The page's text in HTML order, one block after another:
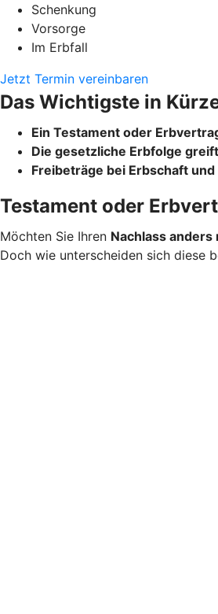
Schenkung
Vorsorge
Im Erbfall
Jetzt Termin vereinbaren
Das Wichtigste in
Ein Testament oder
Die gesetzliche Erbfolge
Freibeträge bei Erbschaft
Testament oder
Möchten Sie Ihren Nachlass
Doch wie unterscheiden sich diese